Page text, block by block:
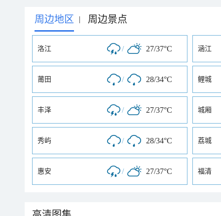
周边地区 | 周边景点
洛江 / 27/37°C 涵江
莆田 / 28/34°C 鲤城
丰泽 / 27/37°C 城厢
秀屿 / 28/34°C 荔城
惠安 / 27/37°C 福清